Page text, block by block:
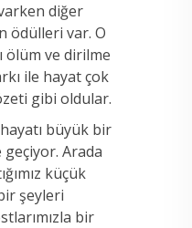
diğer
ödülleri var. O
ölüm ve dirilme
ile hayat çok
gibi oldular.
büyük bir
Arada
küçük
şeyleri
bir